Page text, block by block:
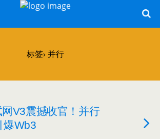
标签› 并行
V3震撼收官！并行
爆Wb3